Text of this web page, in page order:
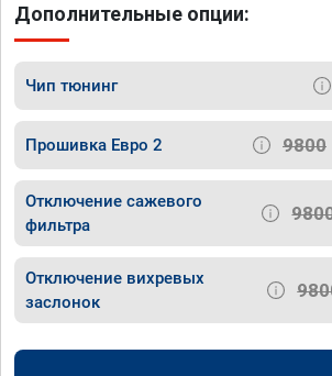
Дополнительные опции:
Чип тюнинг
Прошивка Евро 2 9800
Отключение сажевого
фильтра
Отключение вихревых
заслонок